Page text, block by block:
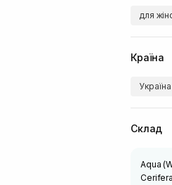
для
Країна
Україна
Склад
Aqua